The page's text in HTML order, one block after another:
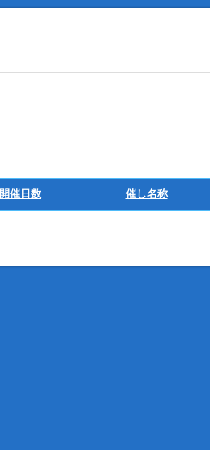
開催日数 催し名称